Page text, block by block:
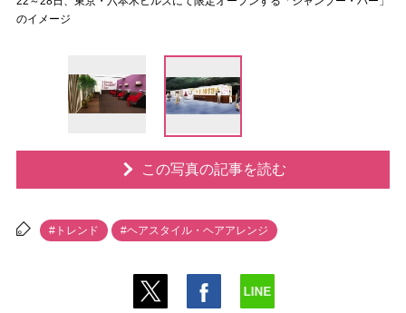
のイメージ
この写真の記事を読む
#トレンド #ヘアスタイル・ヘアアレンジ